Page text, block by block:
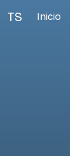
TS Inicio